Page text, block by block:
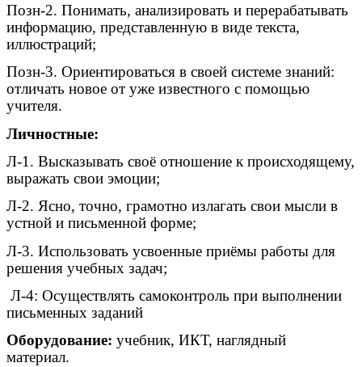
Позн-2. Понимать, анализировать и перерабатывать
информацию, представленную в виде текста,
иллюстраций;
Позн-3. Ориентироваться в своей системе знаний:
отличать новое от уже известного с помощью
учителя.
Личностные:
Л-1. Высказывать своё отношение к происходящему,
выражать свои эмоции;
Л-2. Ясно, точно, грамотно излагать свои мысли в
устной и письменной форме;
Л-3. Использовать усвоенные приёмы работы для
решения учебных задач;
Л-4: Осуществлять самоконтроль при выполнении
письменных заданий
Оборудование: учебник, ИКТ, наглядный
материал.